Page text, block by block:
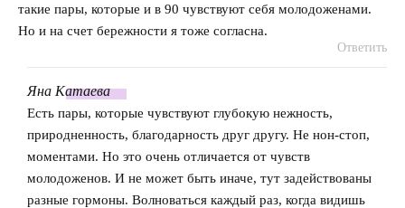
такие пары, которые и в 90 чувствуют себя молодоженами.
Но и на счет бережности я тоже согласна.
Ответить
Яна Катаева
говорит:
Есть пары, которые чувствуют глубокую нежность,
природненность, благодарность друг другу. Не нон-стоп,
моментами. Но это очень отличается от чувств
молодоженов. И не может быть иначе, тут задействованы
разные гормоны. Волноваться каждый раз, когда видишь